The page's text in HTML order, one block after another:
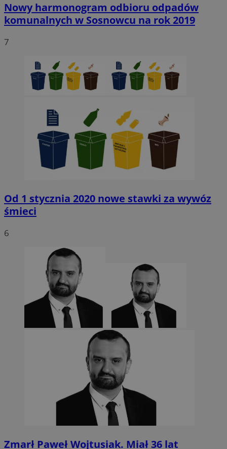
Nowy harmonogram odbioru odpadów
komunalnych w Sosnowcu na rok 2019
7
Od 1 stycznia 2020 nowe stawki za wywóz
śmieci
6
Zmarł Paweł Wojtusiak. Miał 36 lat